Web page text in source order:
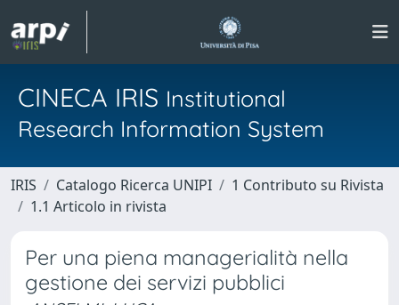
CINECA IRIS Institutional
Research Information System
IRIS Catalogo Ricerca UNIPI
1 Contributo su Rivista
1.1 Articolo in rivista
Per una piena managerialità nella
gestione dei servizi pubblici